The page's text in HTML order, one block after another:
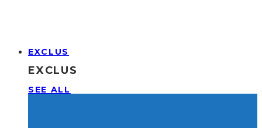
EXCLUS
EXCLUS
SEE ALL